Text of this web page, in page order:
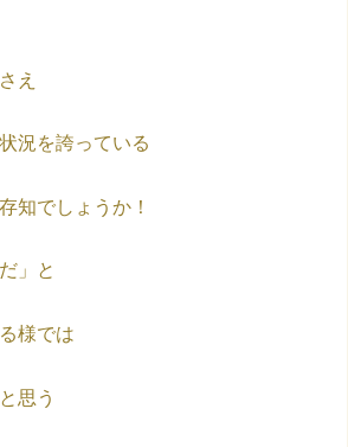
え
況を誇っている
知でしょうか！
」と
様では
思う